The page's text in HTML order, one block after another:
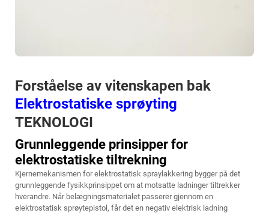
Forståelse av vitenskapen bak
Elektrostatiske sprøyting
TEKNOLOGI
Grunnleggende prinsipper for
elektrostatiske tiltrekning
Kjernemekanismen for elektrostatisk spraylakkering bygger på det
grunnleggende fysikkprinsippet om at motsatte ladninger tiltrekker
hverandre. Når belægningsmaterialet passerer gjennom en
elektrostatisk sprøytepistol, får det en negativ elektrisk ladning